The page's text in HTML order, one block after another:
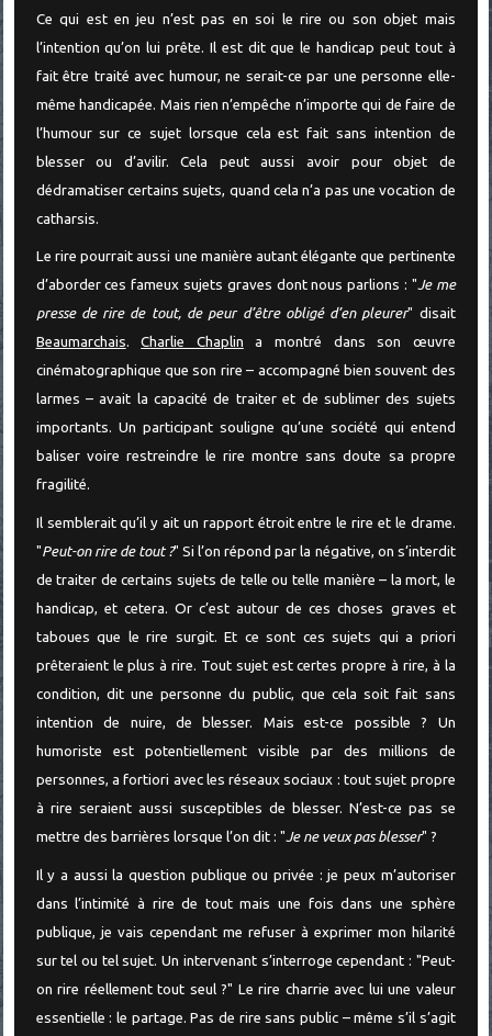
Ce qui est en jeu n’est pas en soi le rire ou son objet mais
l’intention qu’on lui prête. Il est dit que le handicap peut tout à
fait être traité avec humour, ne serait-ce par une personne elle-
même handicapée. Mais rien n’empêche n’importe qui de faire de
l’humour sur ce sujet lorsque cela est fait sans intention de
blesser ou d’avilir. Cela peut aussi avoir pour objet de
dédramatiser certains sujets, quand cela n’a pas une vocation de
catharsis.
Le rire pourrait aussi une manière autant élégante que pertinente
d’aborder ces fameux sujets graves dont nous parlions : "Je me
presse de rire de tout, de peur d’être obligé d’en pleurer" disait
Beaumarchais.Charlie Chaplin a montré dans son œuvre
cinématographique que son rire – accompagné bien souvent des
larmes – avait la capacité de traiter et de sublimer des sujets
importants. Un participant souligne qu’une société qui entend
baliser voire restreindre le rire montre sans doute sa propre
fragilité.
Il semblerait qu’il y ait un rapport étroit entre le rire et le drame.
"Peut-on rire de tout ?" Si l’on répond par la négative, on s’interdit
de traiter de certains sujets de telle ou telle manière – la mort, le
handicap, et cetera. Or c’est autour de ces choses graves et
taboues que le rire surgit. Et ce sont ces sujets qui a priori
prêteraient le plus à rire. Tout sujet est certes propre à rire, à la
condition, dit une personne du public, que cela soit fait sans
intention de nuire, de blesser. Mais est-ce possible ? Un
humoriste est potentiellement visible par des millions de
personnes, a fortiori avec les réseaux sociaux : tout sujet propre
à rire seraient aussi susceptibles de blesser. N’est-ce pas se
mettre des barrières lorsque l’on dit : "Je ne veux pas blesser" ?
Il y a aussi la question publique ou privée : je peux m’autoriser
dans l’intimité à rire de tout mais une fois dans une sphère
publique, je vais cependant me refuser à exprimer mon hilarité
sur tel ou tel sujet. Un intervenant s’interroge cependant : "Peut-
on rire réellement tout seul ?" Le rire charrie avec lui une valeur
essentielle : le partage. Pas de rire sans public – même s’il s’agit